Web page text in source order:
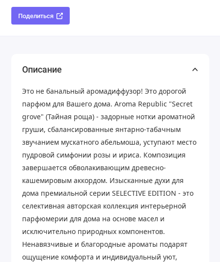
Поделиться
Описание
Это не банальный аромадиффузор! Это дорогой
парфюм для Вашего дома. Aroma Republic "Secret
grove" (Тайная роща) - задорные нотки ароматной
груши, сбалансированные янтарно-табачным
звучанием мускатного абельмоша, уступают место
пудровой симфонии розы и ириса. Композиция
завершается обволакивающим древесно-
кашемировым аккордом. Изысканные духи для
дома премиальной серии SELECTIVE EDITION - это
селективная авторская коллекция интерьерной
парфюмерии для дома на основе масел и
исключительно природных компонентов.
Ненавязчивые и благородные ароматы подарят
ощущение комфорта и индивидуальный уют,